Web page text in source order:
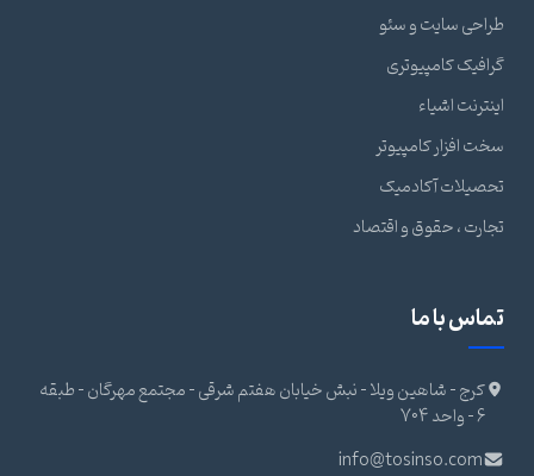
طراحی سایت و سئو
گرافیک کامپیوتری
اینترنت اشیاء
سخت افزار کامپیوتر
تحصیلات آکادمیک
تجارت ، حقوق و اقتصاد
تماس با ما
کرج - شاهین ویلا - نبش خیابان هفتم شرقی - مجتمع مهرگان - طبقه
6 - واحد 704
info@tosinso.com